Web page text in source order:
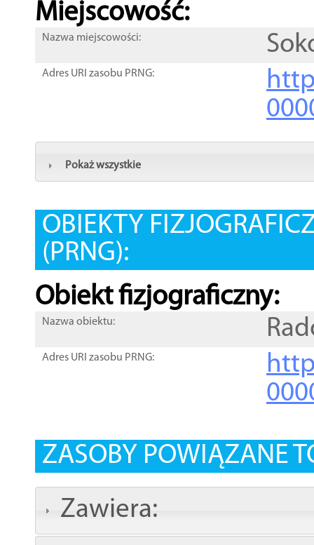
Miejscowość:
Nazwa miejscowości:
Adres URI zasobu PRNG:
Pokaż wszystkie
OBIEKTY
(PRNG):
Obiekt fizjograficzny:
Nazwa obiektu:
Adres URI zasobu PRNG:
ZASOBY POWIĄZANE
Zawiera: